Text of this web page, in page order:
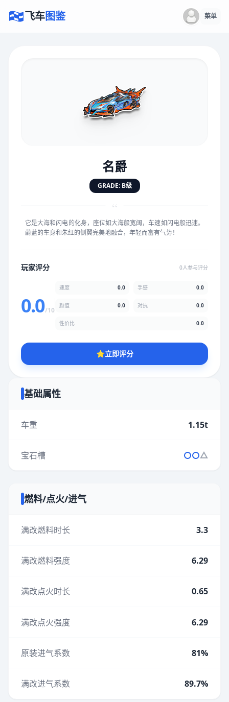
飞车图鉴 菜单
名爵
GRADE: B级
“
它是大海和闪电的化身，座位如大海般宽阔，车速如闪电般迅速。
蔚蓝的车身和朱红的侧翼完美地融合，年轻而富有气势！
玩家评分 0人参与评分
0.0/10
速度 0.0 手感 0.0
颜值 0.0 对抗 0.0
性价比 0.0
⭐立即评分
基础属性
车重 1.15t
宝石槽
燃料/点火/进气
满改燃料时长 3.3
满改燃料强度 6.29
满改点火时长 0.65
满改点火强度 6.29
原装进气系数 81%
满改进气系数 89.7%
★★★★★★
手感 5.0分
★★ ★ ★
性价比
★★★★★★★★★★